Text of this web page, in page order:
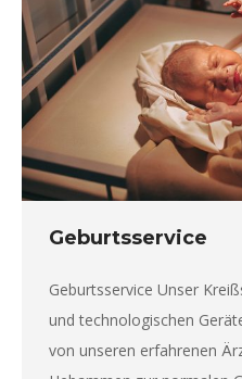
Geburtsservice
Geburtsservice Unser
und technologischen
von unseren erfahrenen